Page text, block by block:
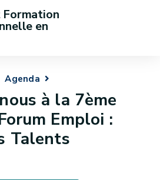
en
Agenda
à la 7ème
Emploi :
Talents